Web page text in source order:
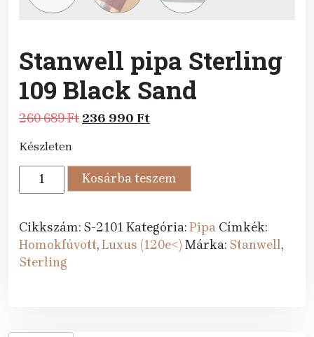
Stanwell pipa Sterling
109 Black Sand
260 689Ft Original
260
689 Ft.
236 990 FtCurrent
236
990 Ft.
Készleten
Stanwell
pipa
109
Black
Sand
Kosárba teszem
Cikkszám: S-2101 Kategória:Pipa Címkék:
Homokfúvott,Luxus (120e<) Márka: Stanwell,
Sterling